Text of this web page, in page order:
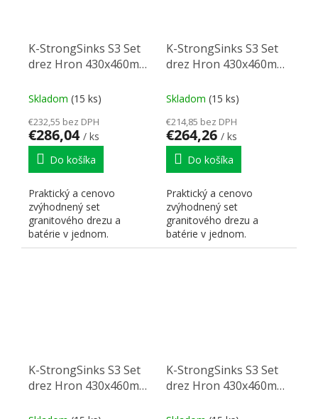
K-StrongSinks S3 Set
drez Hron 430x460mm
Stréva chróm
Skladom (15 ks)
€232,55 bez DPH
€286,04 / ks
Do košíka
Praktický a cenovo
zvýhodnený set
granitového drezu a
batérie v jednom.
K-StrongSinks S3 Set
drez Hron 430x460mm
Garonne chróm
Skladom (15 ks)
€214,85 bez DPH
€264,26 / ks
Do košíka
Praktický a cenovo
zvýhodnený set
granitového drezu a
batérie v jednom.
K-StrongSinks S3 Set
drez Hron 430x460mm
K-StrongSinks S3 Set
drez Hron 430x460mm